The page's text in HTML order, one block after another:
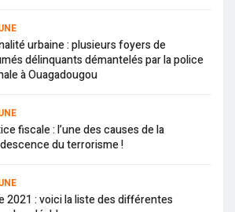
urbaine : plusieurs foyers de
délinquants démantelés par la police
à Ouagadougou
fiscale : l’une des causes de la
du terrorisme !
2021 : voici la liste des différentes